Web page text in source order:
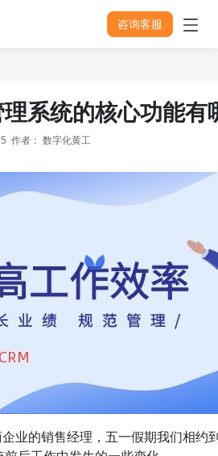
咨询客服
系统的核心功能有
作者： 数字化黄工
的销售经理，五一假期我们相约